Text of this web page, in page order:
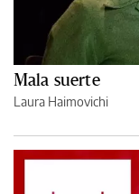
Mala suerte
Laura Haimovichi